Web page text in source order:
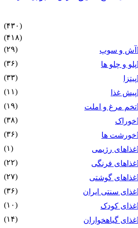
(۴۳۰)
(۴۱۸)
آش و سوپ
(۲۹)
پلو و چلو ها
(۳۶)
پیتزا
(۳۳)
پیش غذا
(۱۱)
تخم مرغ و املت
(۱۹)
خوراک
(۳۸)
خورشت ها
(۳۶)
غذاهای رژیمی
(۱)
غذاهای فرنگی
(۲۲)
غذاهای گوشتی
(۲۷)
غذای سنتی ایران
(۳۶)
غذای کودک
(۱۰)
غذای گیاهخواران
(۱۴)